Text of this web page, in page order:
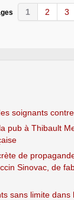
1 2 3
soignants
pub à Thibault
de
Sinovac, de
sans limite dans